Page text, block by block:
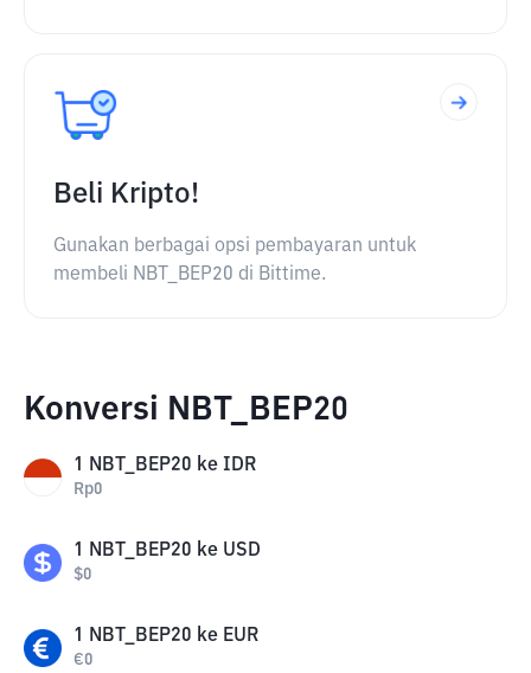
Beli Kripto!
Gunakan berbagai opsi pembayaran untuk
membeli NBT_BEP20 di Bittime.
Konversi NBT_BEP20
1 NBT_BEP20 ke IDR
Rp0
1 NBT_BEP20 ke USD
$0
1 NBT_BEP20 ke EUR
€0